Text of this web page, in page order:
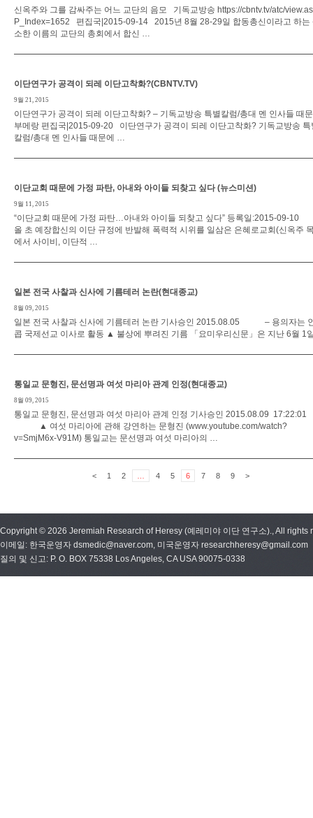
신옥주와 그를 감싸주는 어느 교단의 음모 기독교방송 https://cbntv.tv/atc/
P_Index=1652 편집국|2015-09-14 2015년 8월 28-29일 합동총신이라고 하는
소한 이름의 교단의 총회에서 합신 …
이단연구가 공격이 되레 이단고착화?(CBNTV.TV)
9월 21, 2015
이단연구가 공격이 되레 이단고착화? – 기독교방송 특별칼럼/총대 멘 인사들 때
부메랑 편집국|2015-09-20 이단연구가 공격이 되레 이단고착화? 기독교방송 특
칼럼/총대 멘 인사들 때문에 …
이단교회 때문에 가정 파탄, 아내와 아이들 되찾고 싶다 (뉴스미션)
9월 11, 2015
“이단교회 때문에 가정 파탄…아내와 아이들 되찾고 싶다” 등록일:2015-
올 초 예장합신의 이단 규정에 반발해 폭력적 시위를 일삼은 은혜로교회(신옥주
에서 사이비, 이단적 …
일본 전국 사찰과 신사에 기름테러 논란(현대종교)
8월 09, 2015
일본 전국 사찰과 신사에 기름테러 논란 기사승인 2015.08.05 – 용의자는
콥 국제선교 이사로 활동 ▲ 불상에 뿌려진 기름 「요미우리신문」은 지난 6월 1
통일교 문형진, 문선명과 여섯 마리아 관계 인정(현대종교)
8월 09, 2015
통일교 문형진, 문선명과 여섯 마리아 관계 인정 기사승인 2015.08.09 17:22:01
▲ 여섯 마리아에 관해 강연하는 문형진 (www.youtube.com/watch?
v=SmjM6x-V91M) 통일교는 문선명과 여섯 마리아의 …
< 1 2 4 5 6 7 8 9 >
Copyright © 2026 Jeremiah Research of Heresy (예레미야 이단 연구소)., All rights
이메일: 한국운영자 dsmedic@naver.com, 미국운영자 researchheresy@gmail.com
질의 및 신고: P. O. BOX 75338 Los Angeles, CA USA 90075-0338